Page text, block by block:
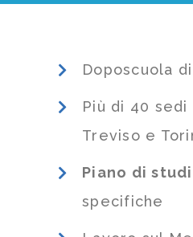
Doposcuola
Più di 40 sedi
Treviso e
Piano di studi
specifiche